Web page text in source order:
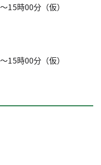
時00分（仮）
時00分（仮）